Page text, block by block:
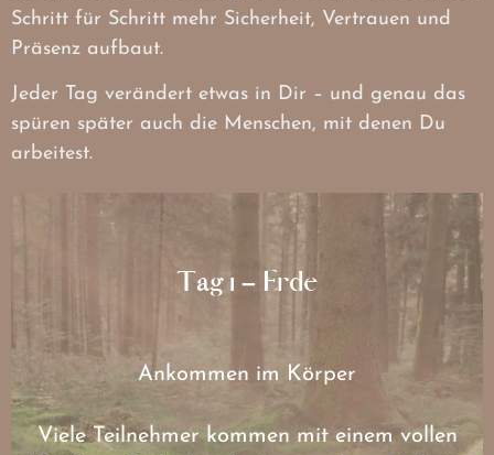
Schritt für Schritt mehr Sicherheit, Vertrauen und
Präsenz aufbaut.
Jeder Tag verändert etwas in Dir – und genau das
spüren später auch die Menschen, mit denen Du
arbeitest.
Tag 1 – Erde
Ankommen im Körper
Viele Teilnehmer kommen mit einem vollen